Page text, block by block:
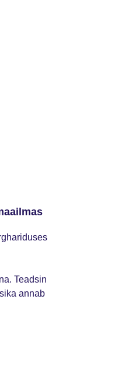
Teadsin
annab